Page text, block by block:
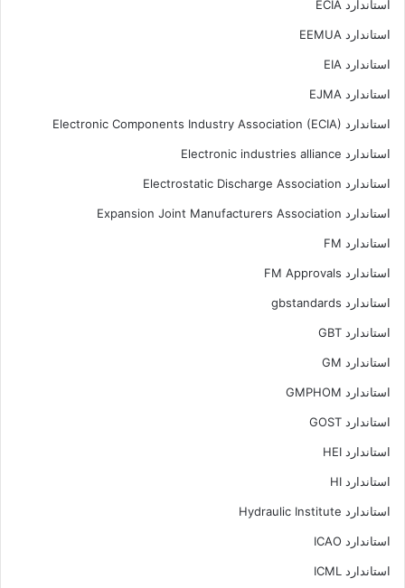
استاندارد ECIA
استاندارد EEMUA
استاندارد EIA
استاندارد EJMA
استاندارد Electronic Components Industry Association (ECIA)
استاندارد Electronic industries alliance
استاندارد Electrostatic Discharge Association
استاندارد Expansion Joint Manufacturers Association
استاندارد FM
استاندارد FM Approvals
استاندارد gbstandards
استاندارد GBT
استاندارد GM
استاندارد GMPHOM
استاندارد GOST
استاندارد HEI
استاندارد HI
استاندارد Hydraulic Institute
استاندارد ICAO
استاندارد ICML